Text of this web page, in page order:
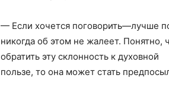
— Если хочется поговорить—лучше
никогда об этом не жалеет. Понятно,
обратить эту склонность к духовной
пользе, то она может стать